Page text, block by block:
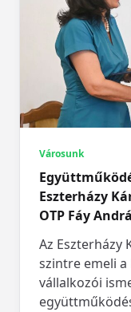
Városunk
Eszterházy
OTP Fáy
Az Eszterházy
szintre emeli
vállalkozói